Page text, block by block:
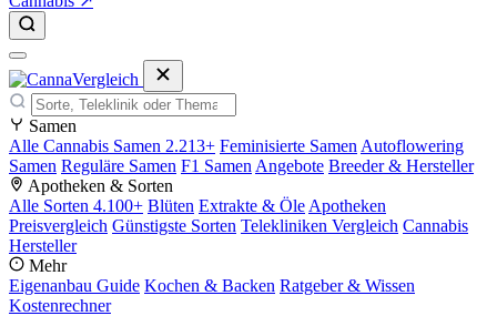
Samen
Alle Cannabis Samen 2.213+ Feminisierte Samen Autoflowering
Samen Reguläre Samen F1 Samen Angebote Breeder & Hersteller
Apotheken & Sorten
Alle Sorten 4.100+ Blüten Extrakte & Öle Apotheken
Preisvergleich Günstigste Sorten Telekliniken Vergleich Cannabis
Hersteller
Mehr
Eigenanbau Guide Kochen & Backen Ratgeber & Wissen
Kostenrechner